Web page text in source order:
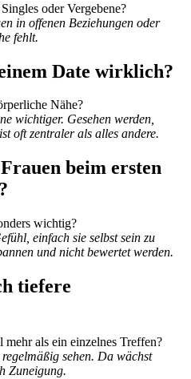
oder Vergebene?
in offenen Beziehungen oder
fehlt.
Date wirklich?
Nähe?
wichtiger. Gesehen werden,
oft zentraler als alles andere.
beim ersten
wichtig?
einfach sie selbst sein zu
und nicht bewertet werden.
tiefere
mehr als ein einzelnes Treffen?
sehen. Da wächst
Zuneigung.